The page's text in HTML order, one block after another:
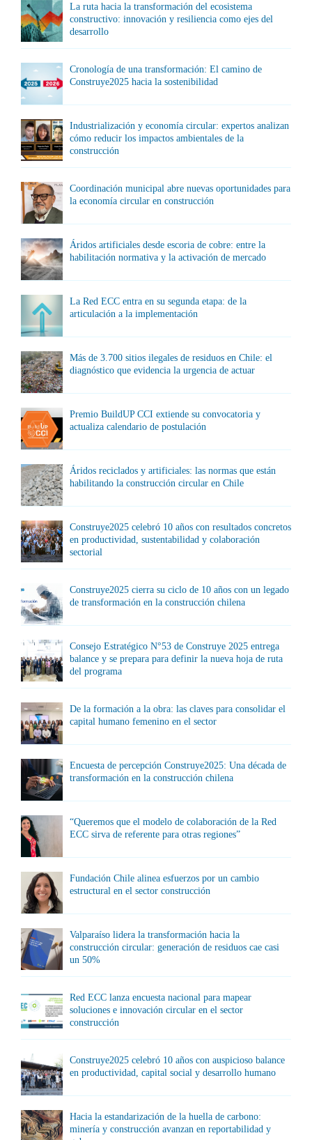
La ruta hacia la transformación del ecosistema
constructivo: innovación y resiliencia como ejes del
desarrollo
Cronología de una transformación: El camino de
Construye2025 hacia la sostenibilidad
Industrialización y economía circular: expertos analizan
cómo reducir los impactos ambientales de la
construcción
Coordinación municipal abre nuevas oportunidades para
la economía circular en construcción
Áridos artificiales desde escoria de cobre: entre la
habilitación normativa y la activación de mercado
La Red ECC entra en su segunda etapa: de la
articulación a la implementación
Más de 3.700 sitios ilegales de residuos en Chile: el
diagnóstico que evidencia la urgencia de actuar
Premio BuildUP CCI extiende su convocatoria y
actualiza calendario de postulación
Áridos reciclados y artificiales: las normas que están
habilitando la construcción circular en Chile
Construye2025 celebró 10 años con resultados concretos
en productividad, sustentabilidad y colaboración
sectorial
Construye2025 cierra su ciclo de 10 años con un legado
de transformación en la construcción chilena
Consejo Estratégico N°53 de Construye 2025 entrega
balance y se prepara para definir la nueva hoja de ruta
del programa
De la formación a la obra: las claves para consolidar el
capital humano femenino en el sector
Encuesta de percepción Construye2025: Una década de
transformación en la construcción chilena
“Queremos que el modelo de colaboración de la Red
ECC sirva de referente para otras regiones”
Fundación Chile alinea esfuerzos por un cambio
estructural en el sector construcción
Valparaíso lidera la transformación hacia la
construcción circular: generación de residuos cae casi
un 50%
Red ECC lanza encuesta nacional para mapear
soluciones e innovación circular en el sector
construcción
Construye2025 celebró 10 años con auspicioso balance
en productividad, capital social y desarrollo humano
Hacia la estandarización de la huella de carbono:
minería y construcción avanzan en reportabilidad y